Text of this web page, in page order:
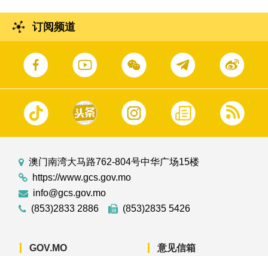
订阅频道
澳门南湾大马路762-804号中华广场15楼
https://www.gcs.gov.mo
info@gcs.gov.mo
(853)2833 2886
(853)2835 5426
GOV.MO 意见信箱